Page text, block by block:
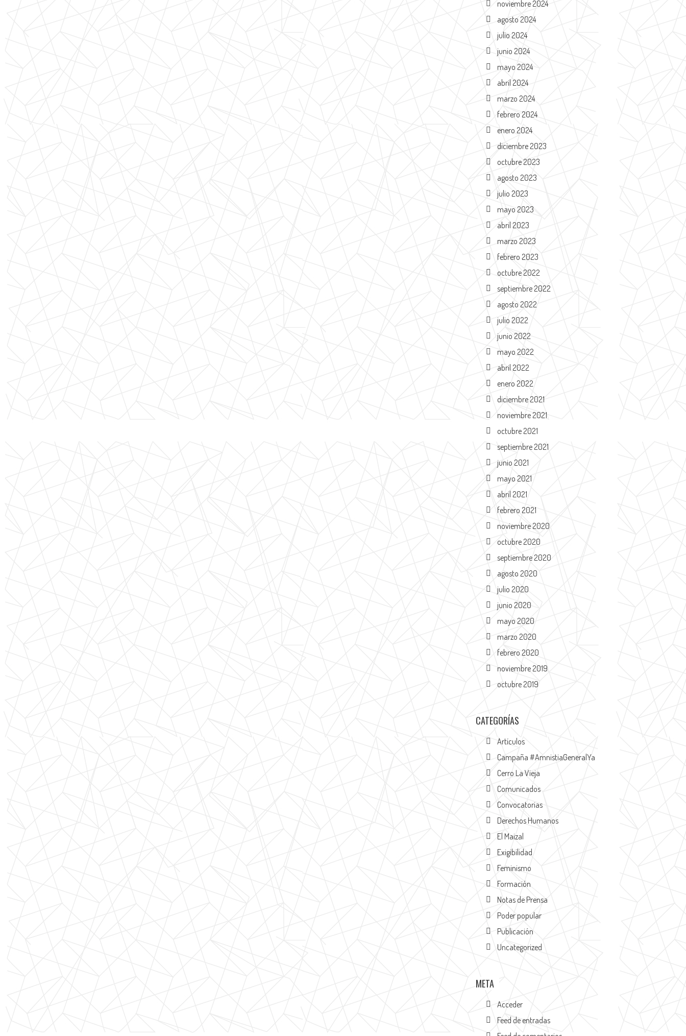
noviembre 2024
agosto 2024
julio 2024
junio 2024
mayo 2024
abril 2024
marzo 2024
febrero 2024
enero 2024
diciembre 2023
octubre 2023
agosto 2023
julio 2023
mayo 2023
abril 2023
marzo 2023
febrero 2023
octubre 2022
septiembre 2022
agosto 2022
julio 2022
junio 2022
mayo 2022
abril 2022
enero 2022
diciembre 2021
noviembre 2021
octubre 2021
septiembre 2021
junio 2021
mayo 2021
abril 2021
febrero 2021
noviembre 2020
octubre 2020
septiembre 2020
agosto 2020
julio 2020
junio 2020
mayo 2020
marzo 2020
febrero 2020
noviembre 2019
octubre 2019
CATEGORÍAS
Artículos
Campaña #AmnistiaGeneralYa
Cerro La Vieja
Comunicados
Convocatorias
Derechos Humanos
El Maizal
Exigibilidad
Feminismo
Formación
Notas de Prensa
Poder popular
Publicación
Uncategorized
META
Acceder
Feed de entradas